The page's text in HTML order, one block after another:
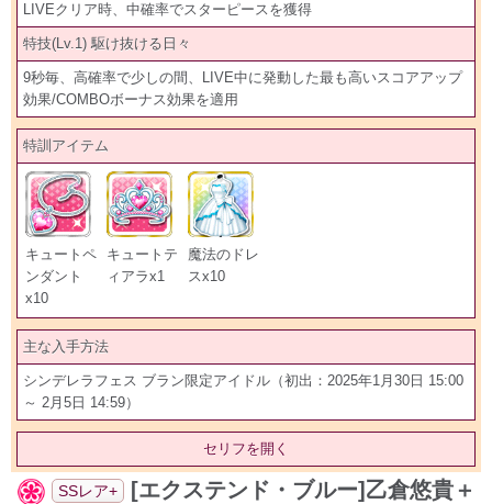
LIVEクリア時、中確率でスターピースを獲得
特技(Lv.1) 駆け抜ける日々
9秒毎、高確率で少しの間、LIVE中に発動した最も高いスコアアップ
効果/COMBOボーナス効果を適用
特訓アイテム
キュートペ
ンダント
x10
キュートテ
ィアラx1
魔法のドレ
スx10
主な入手方法
シンデレラフェス ブラン限定アイドル（初出：2025年1月30日 15:00
～ 2月5日 14:59）
セリフを開く
SSレア+ [エクステンド・ブルー]乙倉悠貴＋